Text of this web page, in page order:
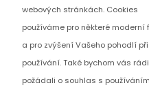
O
Pokročilá
webových stránkách. Cookies
používáme pro některé moderní
a pro zvýšení Vašeho pohodlí při
používání. Také bychom vás rádi
požádali o souhlas s používáním